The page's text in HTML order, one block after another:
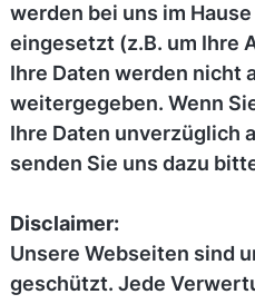
werden bei uns im
eingesetzt (z.B. um Ihre
Ihre Daten werden nicht
weitergegeben. Wenn
Ihre Daten unverzüglich
senden Sie uns dazu
Disclaimer:
Unsere Webseiten sind
geschützt. Jede